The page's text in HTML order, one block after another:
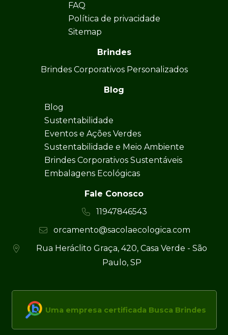
FAQ
Política de privacidade
Sitemap
Brindes
Brindes Corporativos Personalizados
Blog
Blog
Sustentabilidade
Eventos e Ações Verdes
Sustentabilidade e Meio Ambiente
Brindes Corporativos Sustentáveis
Embalagens Ecológicas
Fale Conosco
11947846543
orcamento@sacolaecologica.com
Rua Heráclito Graça, 420, Casa Verde - São
Paulo, SP
Uma empresa certificada Busca Brindes